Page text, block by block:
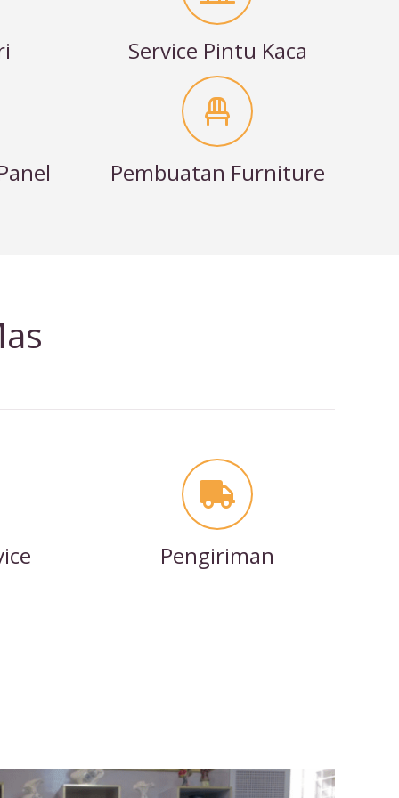
Service Pintu Kaca
Pembuatan Furniture
Pengiriman